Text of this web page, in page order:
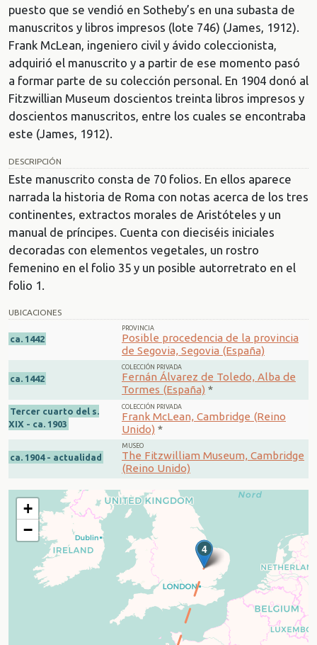
puesto que se vendió en Sotheby’s en una subasta de
manuscritos y libros impresos (lote 746) (James, 1912).
Frank McLean, ingeniero civil y ávido coleccionista,
adquirió el manuscrito y a partir de ese momento pasó
a formar parte de su colección personal. En 1904 donó al
Fitzwillian Museum doscientos treinta libros impresos y
doscientos manuscritos, entre los cuales se encontraba
este (James, 1912).
DESCRIPCIÓN
Este manuscrito consta de 70 folios. En ellos aparece
narrada la historia de Roma con notas acerca de los tres
continentes, extractos morales de Aristóteles y un
manual de príncipes. Cuenta con dieciséis iniciales
decoradas con elementos vegetales, un rostro
femenino en el folio 35 y un posible autorretrato en el
folio 1.
UBICACIONES
ca. 1442
PROVINCIA
Posible procedencia de la provincia
de Segovia, Segovia (España)
ca. 1442
COLECCIÓN PRIVADA
Fernán Álvarez de Toledo, Alba de
Tormes (España) *
Tercer cuarto del s.
XIX - ca. 1903
COLECCIÓN PRIVADA
Frank McLean, Cambridge (Reino
Unido) *
ca. 1904 - actualidad
MUSEO
The Fitzwilliam Museum, Cambridge
(Reino Unido)
3
4
+
−